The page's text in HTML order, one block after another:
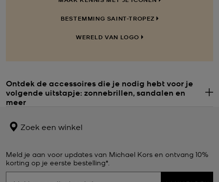
BESTEMMING SAINT-TROPEZ
WERELD VAN LOGO
Ontdek de accessoires die je nodig hebt voor je
volgende uitstapje: zonnebrillen, sandalen en
meer
glamoureuze Getaway-editie bevat alle essentials voor je verre
avonturen, zoals opvallende
missen editie is echt iets voor jou als je een jetsetvakantie gepland
hebt. Maak je reistasvoor je vakantie klaar met deze zorgvuldig
gekozen selectie van onmisbare items voor al je avonturen.
Zoek een winkel
Meld je aan voor updates van Michael Kors en ontvang 10%
korting op je eerste bestelling*.